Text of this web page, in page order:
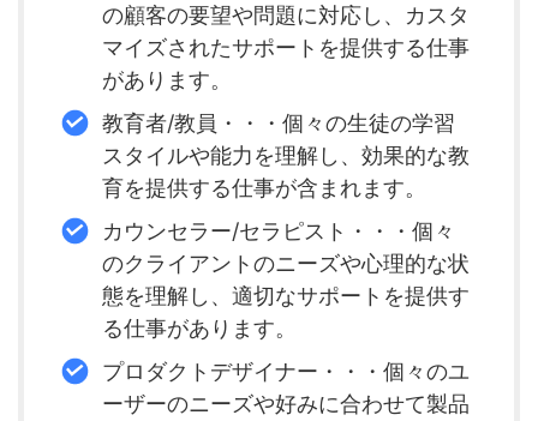
の顧客の要望や問題に対応し、カスタ
マイズされたサポートを提供する仕事
があります。
教育者/教員・・・個々の生徒の学習
スタイルや能力を理解し、効果的な教
育を提供する仕事が含まれます。
カウンセラー/セラピスト・・・個々
のクライアントのニーズや心理的な状
態を理解し、適切なサポートを提供す
る仕事があります。
プロダクトデザイナー・・・個々のユ
ーザーのニーズや好みに合わせて製品